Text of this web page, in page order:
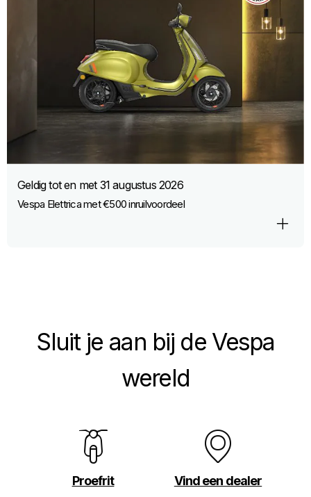
Geldig tot en met 31 augustus 2026
Vespa Elettrica met €500 inruilvoordeel
Sluit je aan bij de Vespa
wereld
Proefrit Vind een dealer